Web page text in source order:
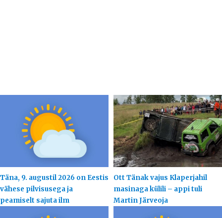
Täna, 9. augustil 2026 on Eestis
vähese pilvisusega ja
peamiselt sajuta ilm
Ott Tänak vajus Klaperjahil
masinaga külili – appi tuli
Martin Järveoja